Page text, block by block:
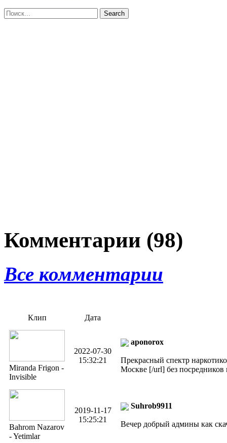
Комментарии (98)
Все комментарии
Клип Дата
Miranda Frigon -
Invisible
2022-07-30
15:32:21
aponorox
Прекрасный спектр
Москве [/url] без
Bahrom Nazarov
- Yetimlar
2019-11-17
15:25:21
Suhrob9911
Вечер добрый админы как